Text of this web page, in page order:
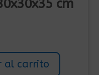
cm
al carrito